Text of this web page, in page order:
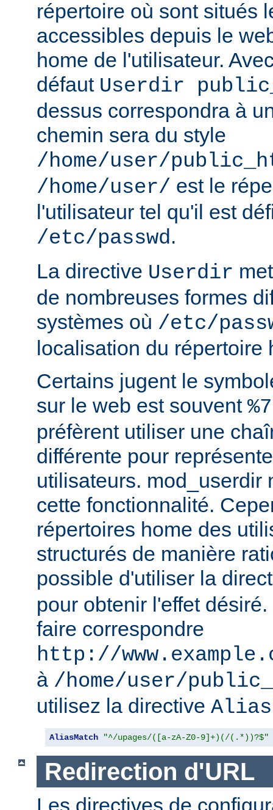
répertoire où sont situés
accessibles depuis le
home de l'utilisateur.
défaut Userdir
dessus correspondra à
chemin sera du style
/home/user/
/home/user/ est le
l'utilisateur tel qu'il est
/etc/passwd.
La directive Userdir
de nombreuses formes
systèmes où /etc/
localisation du répertoire
Certains jugent le
sur le web est souvent
préfèrent utiliser une
différente pour
utilisateurs. mod_userdir
cette fonctionnalité.
répertoires home des
structurés de manière
possible d'utiliser la
pour obtenir l'effet
faire correspondre
http://
à /home/user/
utilisez la directive
AliasMatch "^/upages/([a-zA-Z0-9]+)(/(.*))?$"
Redirection d'URL
Les directives de